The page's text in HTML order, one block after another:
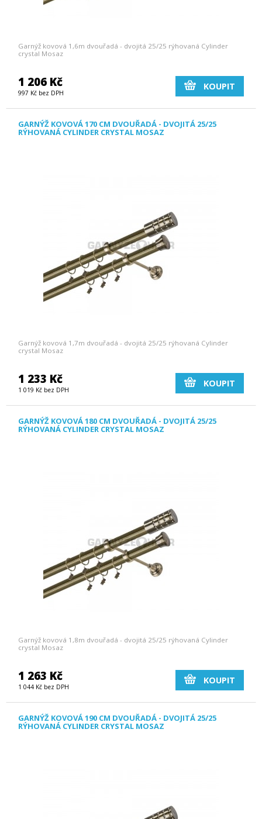
Garnýž kovová 1,6m dvouřadá - dvojitá 25/25 rýhovaná Cylinder
crystal Mosaz
1 206 Kč
997 Kč bez DPH
KOUPIT
GARNÝŽ KOVOVÁ 170 CM DVOUŘADÁ - DVOJITÁ 25/25
RÝHOVANÁ CYLINDER CRYSTAL MOSAZ
Garnýž kovová 1,7m dvouřadá - dvojitá 25/25 rýhovaná Cylinder
crystal Mosaz
1 233 Kč
1 019 Kč bez DPH
KOUPIT
GARNÝŽ KOVOVÁ 180 CM DVOUŘADÁ - DVOJITÁ 25/25
RÝHOVANÁ CYLINDER CRYSTAL MOSAZ
Garnýž kovová 1,8m dvouřadá - dvojitá 25/25 rýhovaná Cylinder
crystal Mosaz
1 263 Kč
1 044 Kč bez DPH
KOUPIT
GARNÝŽ KOVOVÁ 190 CM DVOUŘADÁ - DVOJITÁ 25/25
RÝHOVANÁ CYLINDER CRYSTAL MOSAZ